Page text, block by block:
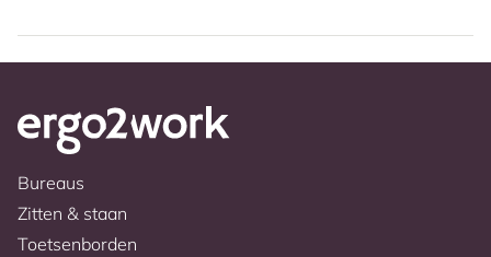
Bureaus
Zitten & staan
Toetsenborden